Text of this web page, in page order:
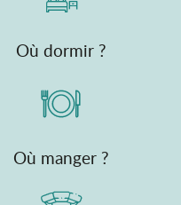
Où dormir ?
Où manger ?